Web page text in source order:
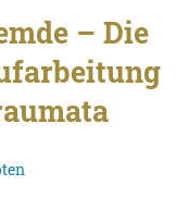
– Die